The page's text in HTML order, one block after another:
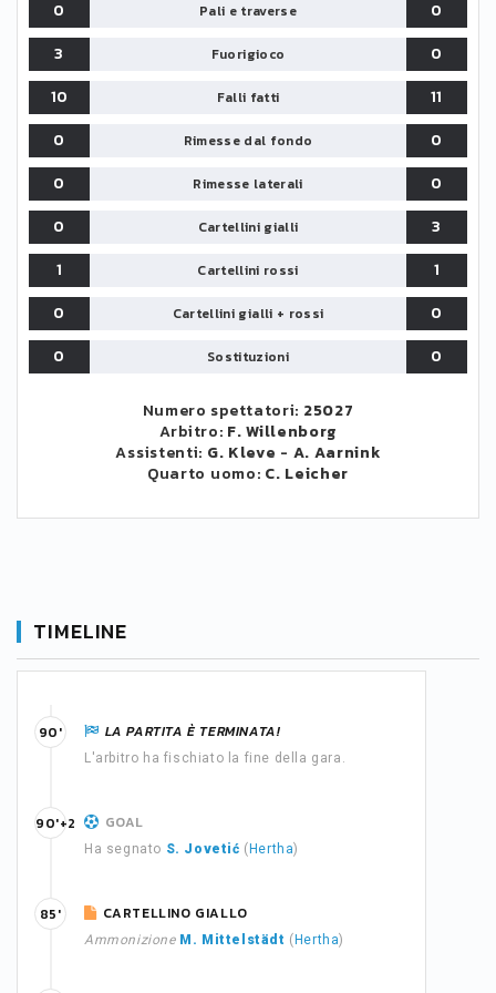
0 Pali e traverse
0
3
Fuorigioco
0
10
Falli fatti
11
0
Rimesse dal fondo
0
0
Rimesse laterali
0
0
Cartellini gialli
3
1
Cartellini rossi
1
0
Cartellini gialli + rossi
0
0
Sostituzioni 0
Numero spettatori: 25027
Arbitro: F. Willenborg
Assistenti: G. Kleve - A. Aarnink
Quarto uomo: C. Leicher
TIMELINE
LA PARTITA È TERMINATA!
L'arbitro ha fischiato la fine della gara.
90'
GOAL
Ha segnato S. Jovetić ( Hertha)
90'+2
CARTELLINO GIALLO
Ammonizione M. Mittelstädt ( Hertha)
85'